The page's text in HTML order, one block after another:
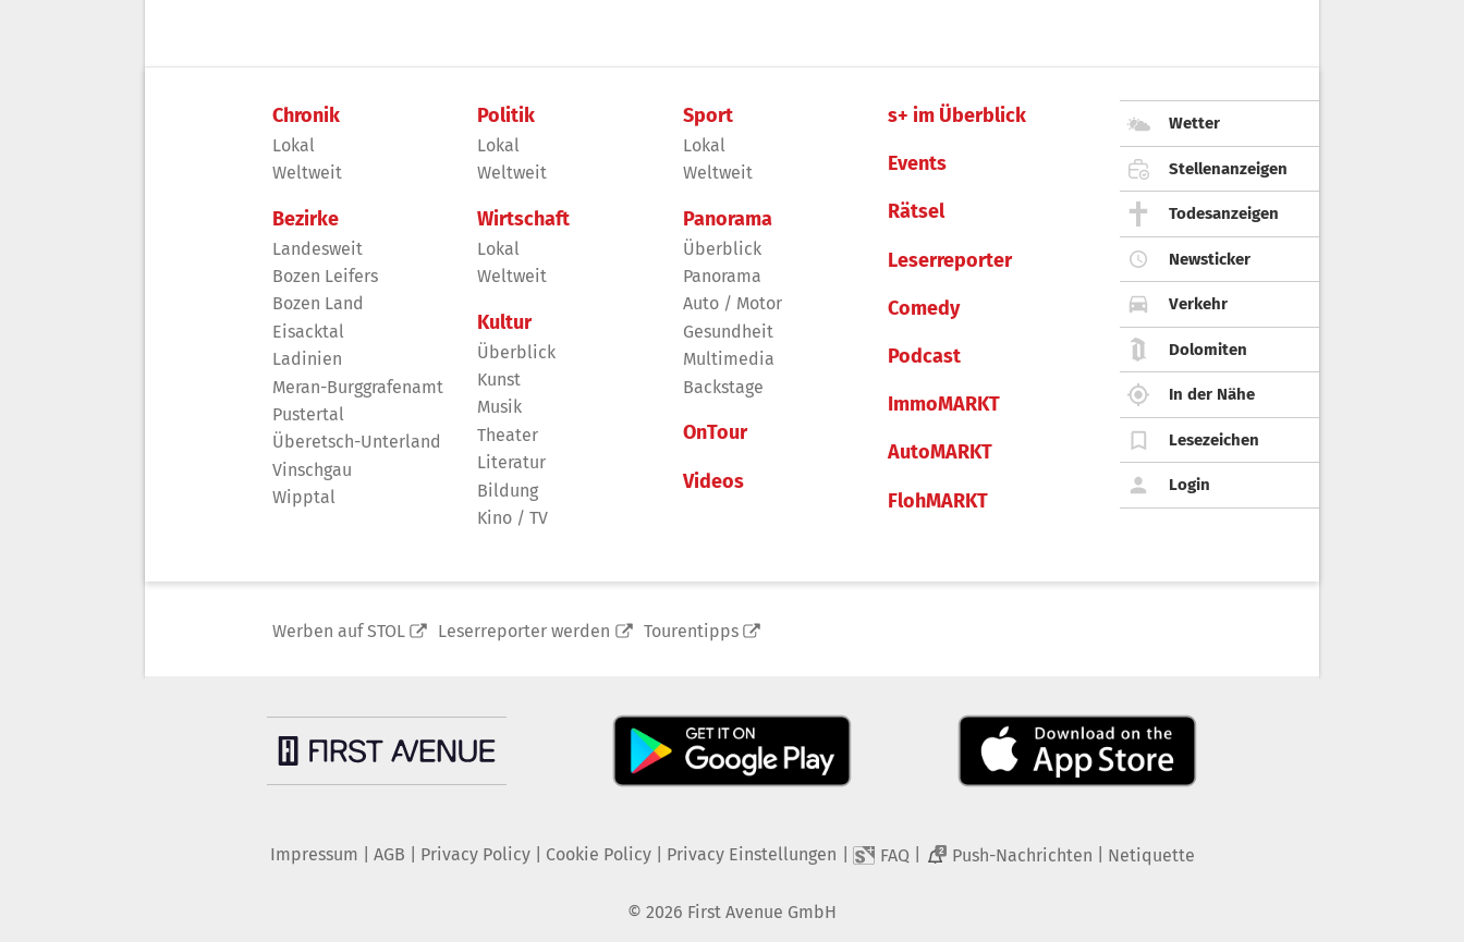
Chronik
Lokal
Weltweit
Bezirke
Landesweit
Bozen Leifers
Bozen Land
Eisacktal
Ladinien
Meran-Burggrafenamt
Pustertal
Überetsch-Unterland
Vinschgau
Wipptal
Politik
Lokal
Weltweit
Wirtschaft
Lokal
Weltweit
Kultur
Überblick
Kunst
Musik
Theater
Literatur
Bildung
Kino / TV
Sport
Lokal
Weltweit
Panorama
Überblick
Panorama
Auto / Motor
Gesundheit
Multimedia
Backstage
OnTour
Videos
s+ im Überblick
Events
Rätsel
Leserreporter
Comedy
Podcast
ImmoMARKT
AutoMARKT
FlohMARKT
Wetter
Stellenanzeigen
Todesanzeigen
Newsticker
Verkehr
Dolomiten
In der Nähe
Lesezeichen
Login
Werben auf STOL Leserreporter werden Tourentipps
Impressum AGB Privacy Policy| Cookie Policy| Privacy Einstellungen FAQ 2 Push-Nachrichten Netiquette
© 2026 First Avenue GmbH